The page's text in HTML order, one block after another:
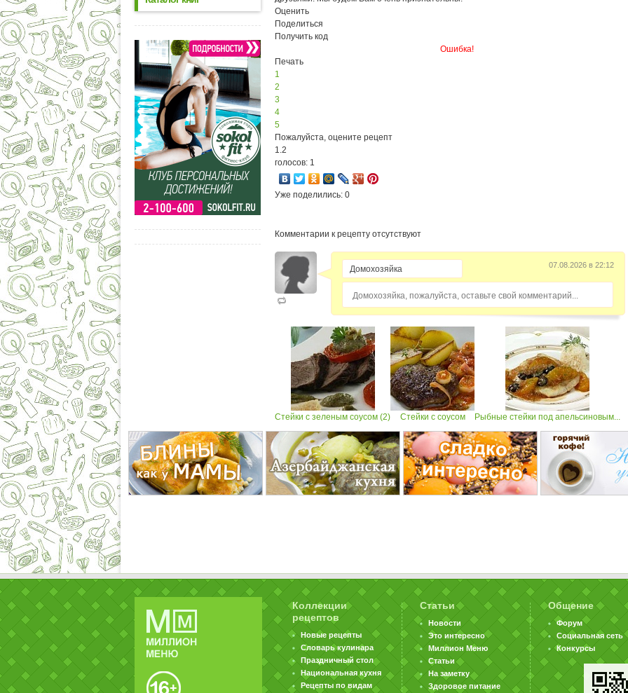
Оценить
Поделиться
Получить код
Ошибка!
Печать
1
2
3
4
5
Пожалуйста, оцените рецепт
1.2
голосов: 1
Уже поделились: 0
Комментарии к рецепту отсутствуют
07.08.2026 в 22:12
Домохозяйка, пожалуйста, оставьте свой комментарий...
Стейки с зеленым соусом (2) Стейки с соусом Рыбные стейки под апельсиновым...
Коллекции
рецептов
Новые рецепты
Словарь кулинара
Праздничный стол
Национальная кухня
Рецепты по видам
Статьи
Новости
Это интересно
Миллион Меню
Статьи
На заметку
Здоровое питание
Общение
Форум
Социальная сеть
Конкурсы